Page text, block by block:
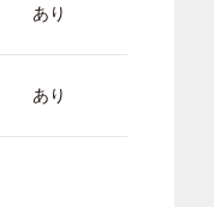
あり
あり